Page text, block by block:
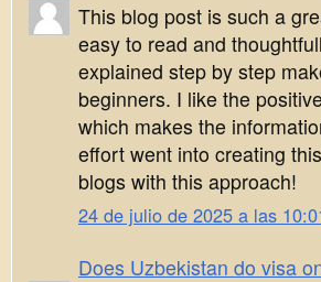
This blog post is such a
easy to read and
explained step by step
beginners. I like the
which makes the
effort went into creating
blogs with this approach!
24 de julio de 2025 a las
Does Uzbekistan do visa